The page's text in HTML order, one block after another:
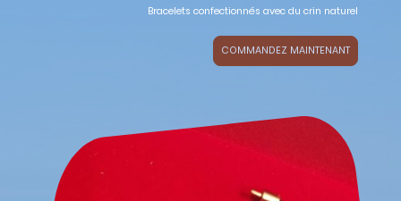
Bracelets confectionnés avec du crin naturel
COMMANDEZ MAINTENANT